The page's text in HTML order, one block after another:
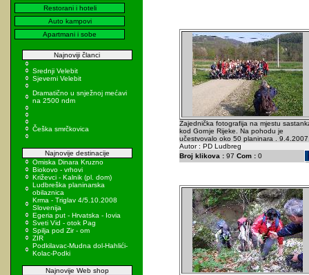
Restorani i hoteli
Auto kampovi
Apartmani i sobe
Najnoviji članci
Srednji Velebit
Sjeverni Velebit
Dramatično u snježnoj mećavi
na 2500 ndm
Češka smrčkovica
Najnovije destinacije
Omiska Dinara Kruzno
Biokovo - vrhovi
Križevci - Kalnik (pl. dom)
Ludbreška planinarska
obilaznica
Krma - Triglav 4/5.10.2008
Slovenija
Egeria put - Hrvatska - Iovia
Sveti Vid - otok Pag
Spilja pod Zir - om
ZIR
Podkilavac-Mudna dol-Hahlići-
Kolac-Podki
Najnovije Web shop
Zajednička fotografija na mjestu
kod Gornje Rijeke. Na pohodu je
učestvovalo oko 50 planinara .
Autor : PD Ludbreg
Broj klikova :97 Com :0